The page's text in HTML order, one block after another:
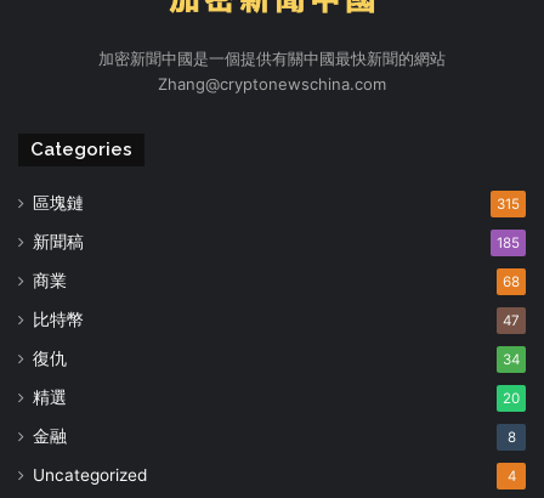
加密新聞中國是一個提供有關中國最快新聞的網站
Zhang@cryptonewschina.com
Categories
區塊鏈 315
新聞稿 185
商業 68
比特幣 47
復仇 34
精選 20
金融 8
Uncategorized 4